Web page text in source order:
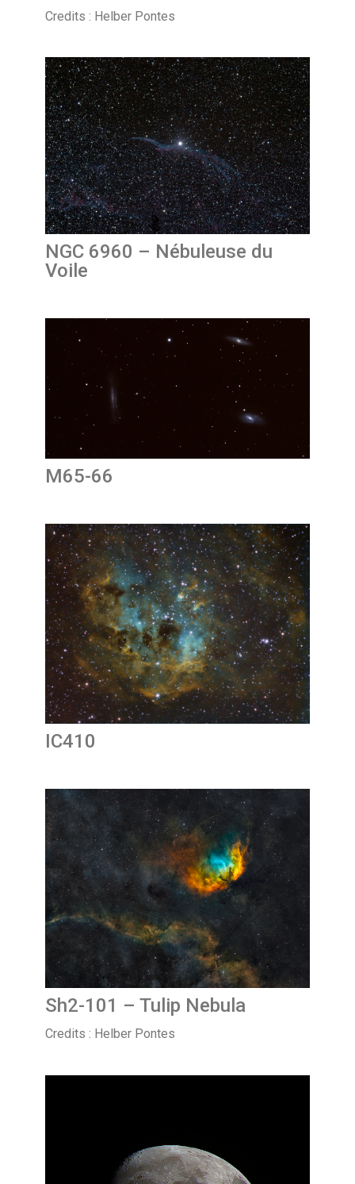
Credits : Helber Pontes
NGC 6960 – Nébuleuse du
Voile
M65-66
IC410
Sh2-101 – Tulip Nebula
Credits : Helber Pontes